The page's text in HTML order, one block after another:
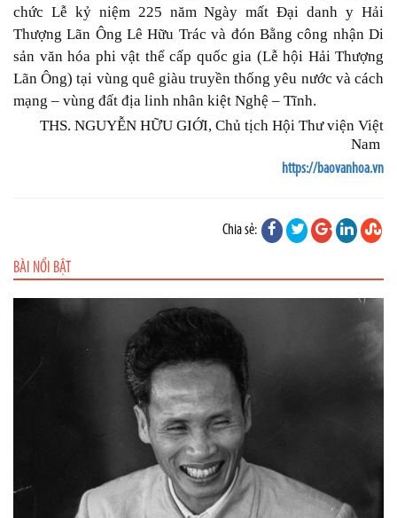
chức Lễ kỷ niệm 225 năm Ngày mất Đại danh y Hải
Thượng Lãn Ông Lê Hữu Trác và đón Bằng công nhận Di
sản văn hóa phi vật thể cấp quốc gia (Lễ hội Hải Thượng
Lãn Ông) tại vùng quê giàu truyền thống yêu nước và cách
mạng – vùng đất địa linh nhân kiệt Nghệ – Tĩnh.
THS. NGUYỄN HỮU GIỚI, Chủ tịch Hội Thư viện Việt
Nam
https://baovanhoa.vn
Chia sẻ:
BÀI NỔI BẬT